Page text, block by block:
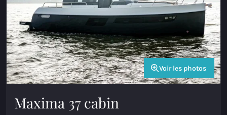
Maxima 750 Flying Lounge Électrique
Tous Électrique modèles
Voir les photos
Maxima 37 cabin